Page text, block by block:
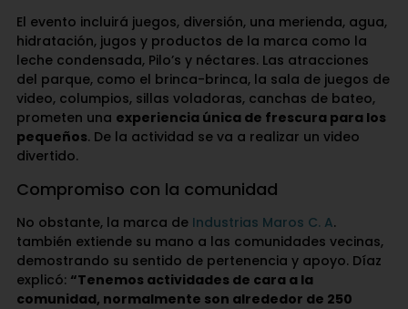
El evento incluirá juegos, diversión, una merienda, agua,
hidratación, jugos y productos de la marca como la
leche condensada, Pilo’s y néctares. Las atracciones
del parque, como el brinca-brinca, la sala de juegos de
video, columpios, sillas voladoras, canchas de bateo,
prometen una experiencia única de frescura para los
pequeños. De la actividad se va a realizar un video
divertido.
Compromiso con la comunidad
No obstante, la marca de Industrias Maros C. A.
también extiende su mano a las comunidades vecinas,
demostrando su sentido de pertenencia y apoyo. Díaz
explicó: “Tenemos actividades de cara a la
comunidad, normalmente son alrededor de 250